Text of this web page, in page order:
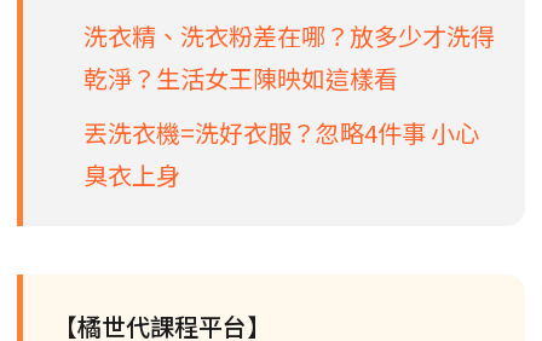
洗衣精、洗衣粉差在哪？放多少才洗得
乾淨？生活女王陳映如這樣看
丟洗衣機=洗好衣服？忽略4件事 小心
臭衣上身
【橘世代課程平台】